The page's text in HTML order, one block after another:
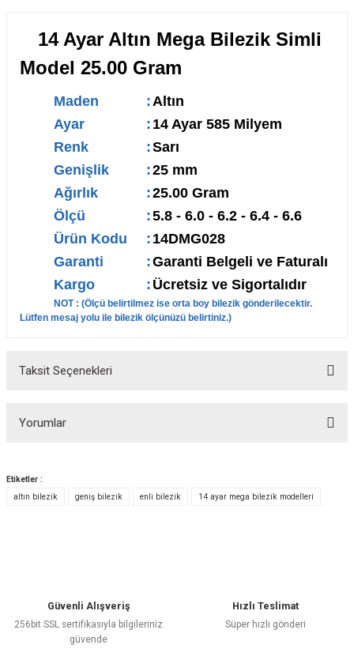
14 Ayar Altın Mega Bilezik Simli
Model 25.00 Gram
Maden :Altın
Ayar
: 14 Ayar 585 Milyem
Renk
:Sarı
Genişlik
:25 mm
Ağırlık
:25.00 Gram
Ölçü
:5.8 - 6.0 - 6.2 - 6.4 - 6.6
Ürün Kodu
: 14DMG028
Garanti
:Garanti Belgeli ve Faturalı
Kargo
: Ücretsiz ve Sigortalıdır
NOT : (Ölçü belirtilmez ise orta boy bilezik gönderilecektir.
Lütfen mesaj yolu ile bilezik ölçünüzü belirtiniz.)
Taksit Seçenekleri
Yorumlar
Bu ürüne ilk yorumu siz yapın!
Etiketler :
altın bilezik
geniş bilezik enli bilezik 14 ayar mega bilezik modelleri
Güvenli Alışveriş
256bit SSL sertifikasıyla bilgileriniz
güvende
Hızlı Teslimat
Süper hızlı gönderi